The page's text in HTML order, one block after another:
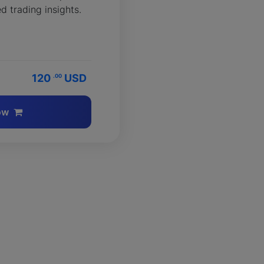
trading insights.
120 .00USD